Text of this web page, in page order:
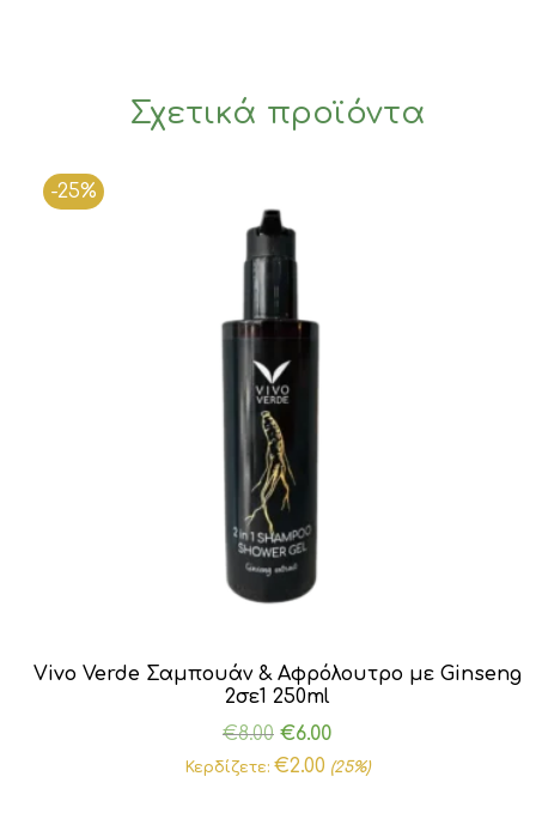
Σχετικά προϊόντα
-25%
Vivo Verde Σαμπουάν & Αφρόλουτρο με Ginseng
2σε1 250ml
€8.00 Original
price
€6.00Η
τρέχουσα
Κερδίζετε: €2.00 (25%)